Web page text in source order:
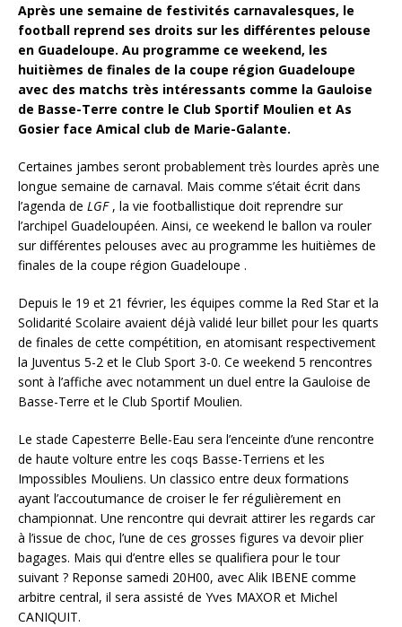
Après une semaine de festivités carnavalesques, le
football reprend ses droits sur les différentes pelouse
en Guadeloupe. Au programme ce weekend, les
huitièmes de finales de la coupe région Guadeloupe
avec des matchs très intéressants comme la Gauloise
de Basse-Terre contre le Club Sportif Moulien et As
Gosier face Amical club de Marie-Galante.
Certaines jambes seront probablement très lourdes après une
longue semaine de carnaval. Mais comme s’était écrit dans
l’agenda de LGF, la vie footballistique doit reprendre sur
l’archipel Guadeloupéen. Ainsi, ce weekend le ballon va rouler
sur différentes pelouses avec au programme les huitièmes de
finales de la coupe région Guadeloupe .
Depuis le 19 et 21 février, les équipes comme la Red Star et la
Solidarité Scolaire avaient déjà validé leur billet pour les quarts
de finales de cette compétition, en atomisant respectivement
la Juventus 5-2 et le Club Sport 3-0. Ce weekend 5 rencontres
sont à l’affiche avec notamment un duel entre la Gauloise de
Basse-Terre et le Club Sportif Moulien.
Le stade Capesterre Belle-Eau sera l’enceinte d’une rencontre
de haute volture entre les coqs Basse-Terriens et les
Impossibles Mouliens. Un classico entre deux formations
ayant l’accoutumance de croiser le fer régulièrement en
championnat. Une rencontre qui devrait attirer les regards car
à l’issue de choc, l’une de ces grosses figures va devoir plier
bagages. Mais qui d’entre elles se qualifiera pour le tour
suivant ? Reponse samedi 20H00, avec Alik IBENE comme
arbitre central, il sera assisté de Yves MAXOR et Michel
CANIQUIT.